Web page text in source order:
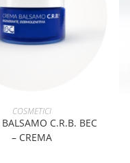
AL CARRELLO
COSMETICI
C.R.B. BEC
– CREMA